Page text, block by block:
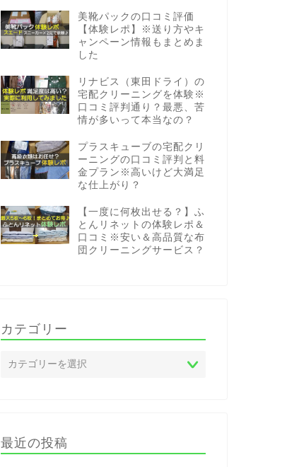
美靴パックの口コミ評価
【体験レポ】※送り方やキ
ャンペーン情報もまとめま
した
リナビス（東田ドライ）の
宅配クリーニングを体験※
口コミ評判通り？最悪、苦
情が多いって本当なの？
プラスキューブの宅配クリ
ーニングの口コミ評判と料
金プラン※高いけど大満足
な仕上がり？
【一度に何枚出せる？】ふ
とんリネットの体験レポ＆
口コミ※安い＆高品質な布
団クリーニングサービス？
カテゴリー
最近の投稿